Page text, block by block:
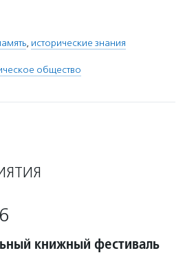
, исторические знания
общество
книжный фестиваль